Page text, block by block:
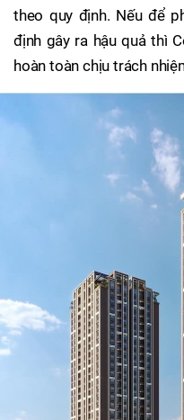
theo quy định. Nếu để
định gây ra hậu quả thì
hoàn toàn chịu trách